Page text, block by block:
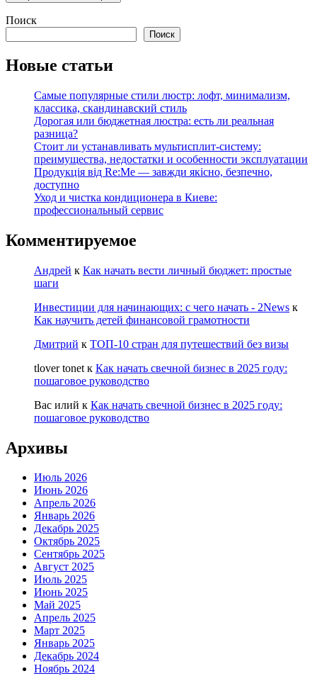
Поиск
Поиск
Новые статьи
Самые популярные стили люстр: лофт, минимализм,
классика, скандинавский стиль
Дорогая или бюджетная люстра: есть ли реальная
разница?
Стоит ли устанавливать мультисплит-систему:
преимущества, недостатки и особенности эксплуатации
Продукція від Re:Me — завжди якісно, безпечно,
доступно
Уход и чистка кондиционера в Киеве:
профессиональный сервис
Комментируемое
Андрей к Как начать вести личный бюджет: простые
шаги
Инвестиции для начинающих: с чего начать - 2News к
Как научить детей финансовой грамотности
Дмитрий к ТОП-10 стран для путешествий без визы
tlover tonet к Как начать свечной бизнес в 2025 году:
пошаговое руководство
Вас илий к Как начать свечной бизнес в 2025 году:
пошаговое руководство
Архивы
Июль 2026
Июнь 2026
Апрель 2026
Январь 2026
Декабрь 2025
Октябрь 2025
Сентябрь 2025
Август 2025
Июль 2025
Июнь 2025
Май 2025
Апрель 2025
Март 2025
Январь 2025
Декабрь 2024
Ноябрь 2024